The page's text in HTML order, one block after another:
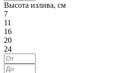
Высота излива, см
7
11
16
20
24